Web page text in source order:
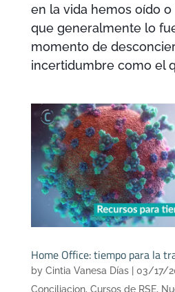
en la vida hemos oído o
que generalmente lo
momento de
incertidumbre como el
Home Office: tiempo para la
by Cintia Vanesa Días| 03/17/
Conciliacion, Cursos de RSE,